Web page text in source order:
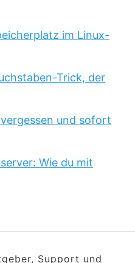
im Linux-
Trick, der
und sofort
Wie du mit
Support und